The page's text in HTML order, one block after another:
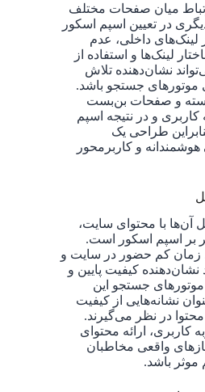
میان صفحات مختلف
در تعیین اسپم اسکور
لینک‌های داخلی، عدم
لینک‌ها و استفاده از
نشان‌دهنده تلاش
موتورهای جستجو باشد.
و صفحات بن‌بست
کاربری و در نتیجه اسپم
طراحی یک
و کاربرمحور
آن‌ها با محتوای سایت،
بر اسپم اسکور است.
زمان کم حضور در سایت و
نشان‌دهنده کیفیت پایین و
جستجو این
نشانه‌هایی از کیفیت
محتوا در نظر می‌گیرند.
کاربری، ارائه محتوای
واقعی مخاطبان
باشد.